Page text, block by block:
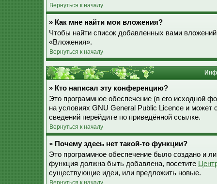
Вернуться к началу
» Как мне найти мои вложения?
Чтобы найти список добавленных вами
«Вложения».
Вернуться к началу
» Кто написал эту конференцию?
Это программное обеспечение (в его исходной
на условиях GNU General Public Licence и
сведений перейдите по приведённой ссылке.
Вернуться к началу
» Почему здесь нет такой-то функции?
Это программное обеспечение было создано и
функция должна быть добавлена, посетите
существующие идеи, или предложить новые.
Вернуться к началу